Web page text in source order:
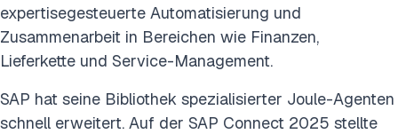
expertisegesteuerte Automatisierung und
Zusammenarbeit in Bereichen wie Finanzen,
Lieferkette und Service-Management.
SAP hat seine Bibliothek spezialisierter Joule-Agenten
schnell erweitert. Auf der SAP Connect 2025 stellte